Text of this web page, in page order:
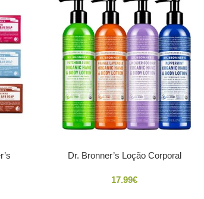
Dr. Bronner’s Loção Corporal
17.99€